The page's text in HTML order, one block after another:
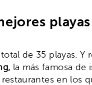
de 35 playas. Y
la más famosa de
en los